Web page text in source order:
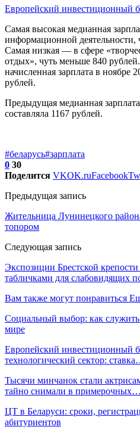
Европейский инвестиционный
Самая высокая медианная
информационной деятельности,
Самая низкая — в сфере
отдых», чуть меньше 840
начисленная зарплата в ноябре
рублей.
Предыдущая медианная
составляла 1167 рублей.
#беларусь#зарплата
0 30
Поделится VKOK.ruFacebook
Предыдущая запись
Жительница Лунинецкого
топором
Следующая запись
Экспозиции Брестской
табличками для слабовидящих
Вам также могут понравиться
Социальный выбор: как
мире
Европейский инвестиционный
технологический сектор:
Тысячи минчанок стали
тайно снимали в примерочных…
ЦТ в Беларуси: сроки,
абитуриентов